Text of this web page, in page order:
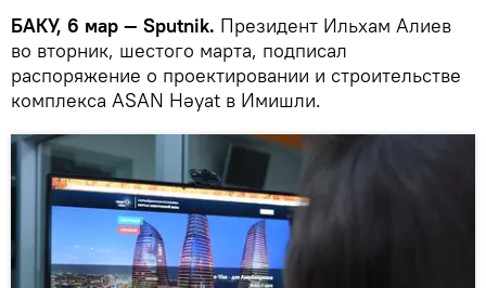
БАКУ, 6 мар — Sputnik. Президент Ильхам Алиев
во вторник, шестого марта, подписал
распоряжение о проектировании и строительстве
комплекса ASAN Həyat в Имишли.